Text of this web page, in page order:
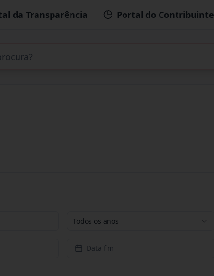
da Transparência Portal do Contribuinte
Todos os anos
Data fim